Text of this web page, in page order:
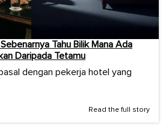
Tahu Bilik Mana Ada
Daripada Tetamu
dengan pekerja hotel yang
Read the full story